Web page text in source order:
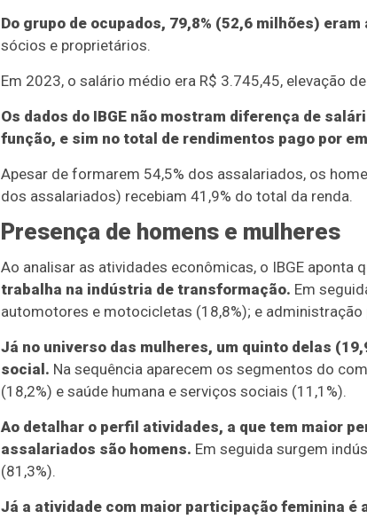
Do grupo de ocupados, 79,8% (52,6 milhões)
sócios e proprietários.
Em 2023, o salário médio era R$ 3.745,45, elevação
Os dados do IBGE não mostram diferença de
função, e sim no total de rendimentos pago por
Apesar de formarem 54,5% dos assalariados, os
dos assalariados) recebiam 41,9% do total da renda.
Presença de homens e mulheres
Ao analisar as atividades econômicas, o IBGE aponta
trabalha na indústria de transformação. Em
automotores e motocicletas (18,8%); e
Já no universo das mulheres, um quinto delas
social. Na sequência aparecem os segmentos do
(18,2%) e saúde humana e serviços sociais (11,1%).
Ao detalhar o perfil atividades, a que tem maior
assalariados são homens. Em seguida surgem
(81,3%).
Já a atividade com maior participação feminina é